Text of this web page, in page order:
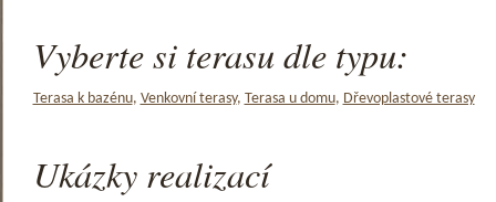
Vyberte si terasu dle typu:
Terasa k bazénu, Venkovní terasy, Terasa u domu, Dřevoplastové terasy
Ukázky realizací